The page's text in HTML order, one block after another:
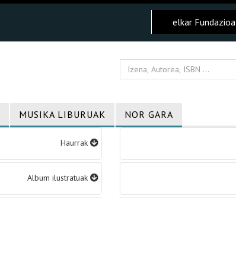
elkar Fundazioa
MUSIKA LIBURUAK NOR GARA
Haurrak
Album ilustratuak